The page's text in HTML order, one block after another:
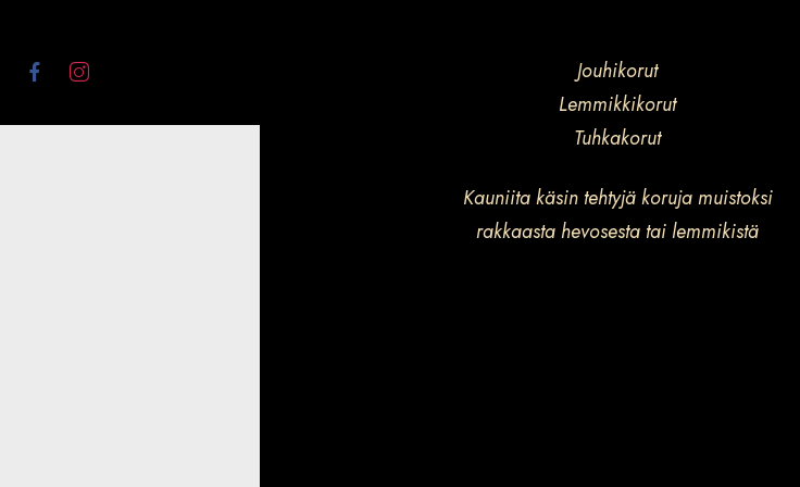
Jouhikorut
Lemmikkikorut
Tuhkakorut
Kauniita käsin tehtyjä koruja muistoksi
rakkaasta hevosesta tai lemmikistä